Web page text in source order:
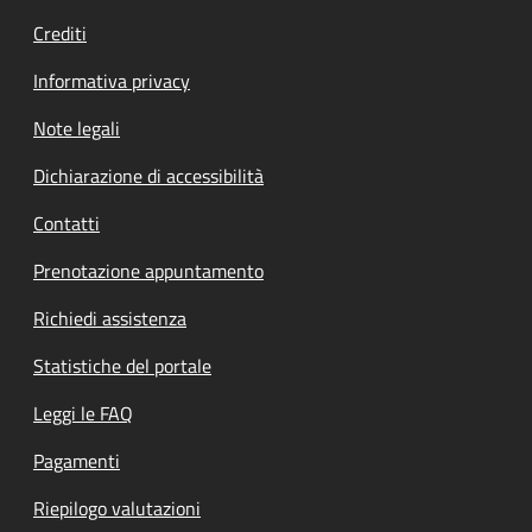
Crediti
Informativa privacy
Note legali
Dichiarazione di accessibilità
Contatti
Prenotazione appuntamento
Richiedi assistenza
Statistiche del portale
Leggi le FAQ
Pagamenti
Riepilogo valutazioni